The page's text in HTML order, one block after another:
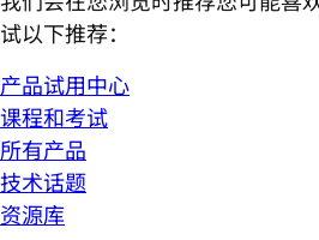
试以下推荐：
产品试用中心
课程和考试
所有产品
技术话题
资源库